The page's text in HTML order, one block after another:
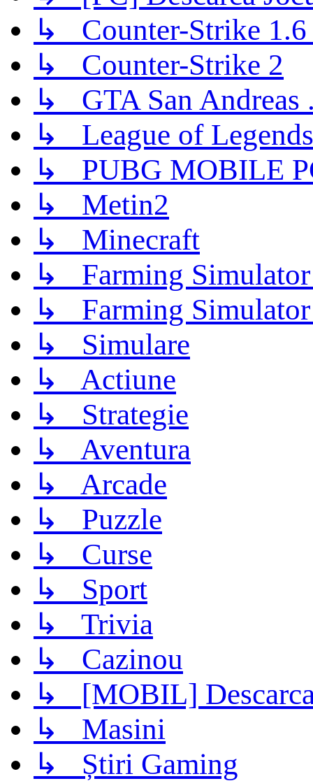
↳ Counter-Strike 1.6
↳ Counter-Strike 2
↳ GTA San Andreas
↳ League of Legends
↳ PUBG MOBILE
↳ Metin2
↳ Minecraft
↳ Farming
↳ Farming
↳ Simulare
↳ Actiune
↳ Strategie
↳ Aventura
↳ Arcade
↳ Puzzle
↳ Curse
↳ Sport
↳ Trivia
↳ Cazinou
↳ [MOBIL]
↳ Masini
↳ Știri Gaming